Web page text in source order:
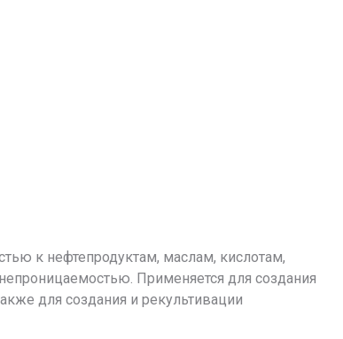
к нефтепродуктам, маслам, кислотам,
Применяется для создания
для создания и рекультивации